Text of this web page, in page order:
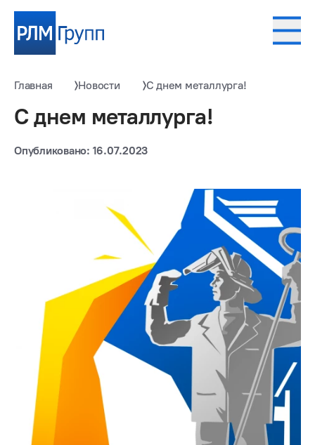
Главная Новости С днем металлурга!
С днем металлурга!
Опубликовано: 16.07.2023